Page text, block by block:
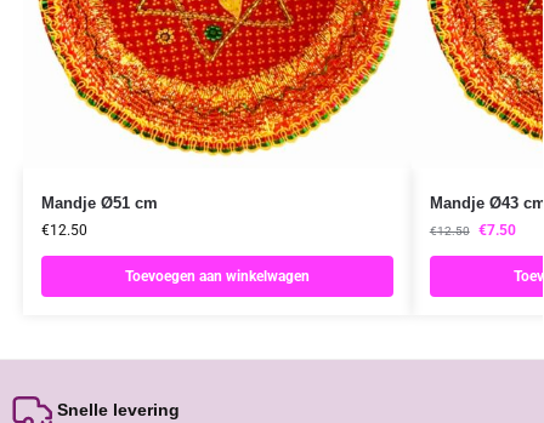
Mandje Ø51 cm
€12.50
Toevoegen aan winkelwagen
Mandje Ø43
€12.50 €7.50
Snelle levering